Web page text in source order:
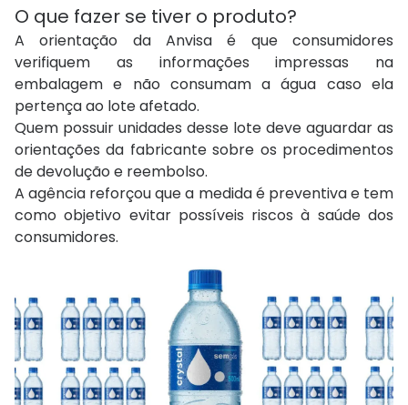
O que fazer se tiver o produto?
A orientação da Anvisa é que consumidores
verifiquem as informações impressas na
embalagem e não consumam a água caso ela
pertença ao lote afetado.
Quem possuir unidades desse lote deve aguardar as
orientações da fabricante sobre os procedimentos
de devolução e reembolso.
A agência reforçou que a medida é preventiva e tem
como objetivo evitar possíveis riscos à saúde dos
consumidores.